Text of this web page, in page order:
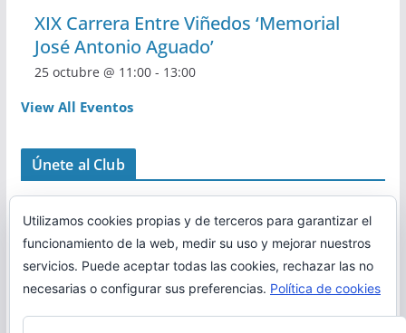
XIX Carrera Entre Viñedos ‘Memorial
José Antonio Aguado’
25 octubre @ 11:00- 13:00
View All Eventos
Únete al Club
Utilizamos cookies propias y de terceros para garantizar el
funcionamiento de la web, medir su uso y mejorar nuestros
servicios. Puede aceptar todas las cookies, rechazar las no
necesarias o configurar sus preferencias. Política de cookies